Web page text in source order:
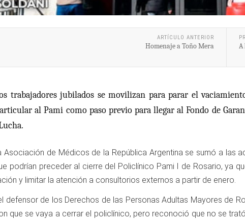
ARTÍCULO ANTERIOR
Homenaje a Toño Mera A
trabajadores jubilados se movilizan para parar el
al Pami como paso previo para llegar al Fondo de
Asociación de Médicos de la República Argentina se sumó a las
podrían preceder al cierre del Policlínico Pami I de Rosario, ya
y limitar la atención a consultorios externos a partir de enero.
defensor de los Derechos de las Personas Adultas Mayores de
que se vaya a cerrar el policlínico, pero reconoció que no se